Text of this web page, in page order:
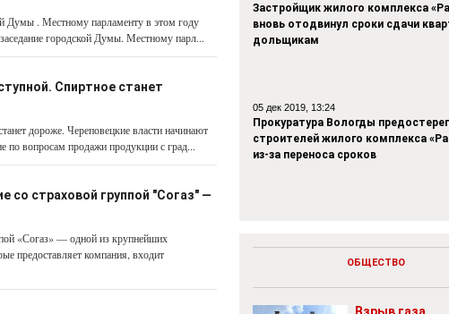
Думы . Местному парламенту в этом году
городской Думы. Местному парл...
Спиртное станет
дороже. Череповецкие власти начинают
вопросам продажи продукции с град...
со страховой группой "Согаз" —
«Согаз» — одной из крупнейших
предоставляет компания, входит
Застройщик жилого комплекса
вновь отодвинул сроки сдачи
дольщикам
05 дек 2019, 13:24
Прокуратура Вологды
строителей жилого комплекса
из-за переноса сроков
ОБЩЕСТВО